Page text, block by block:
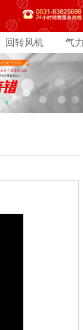
回转风机 气